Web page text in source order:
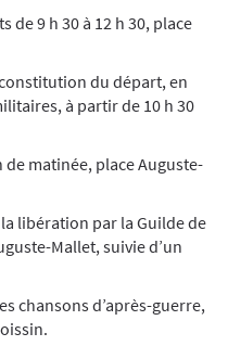
de 9 h 30 à 12 h 30, place
du départ, en
à partir de 10 h 30
de matinée, place Auguste-
libération par la Guilde de
Mallet, suivie d’un
chansons d’après-guerre,